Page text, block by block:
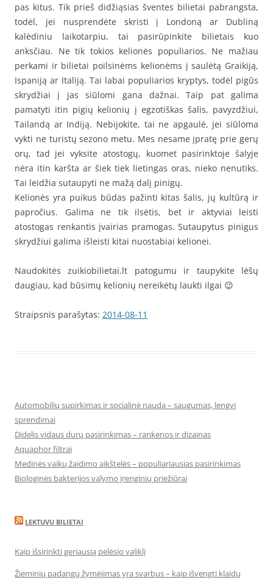
pas kitus. Tik prieš didžiąsias šventes bilietai pabrangsta,
todėl, jei nusprendėte skristi į Londoną ar Dubliną
kalėdiniu laikotarpiu, tai pasirūpinkite bilietais kuo
anksčiau. Ne tik tokios kelionės populiarios. Ne mažiau
perkami ir bilietai poilsinėms kelionėms į saulėtą Graikiją,
Ispaniją ar Italiją. Tai labai populiarios kryptys, todėl pigūs
skrydžiai į jas siūlomi gana dažnai. Taip pat galima
pamatyti itin pigių kelionių į egzotiškas šalis, pavyzdžiui,
Tailandą ar Indiją. Nebijokite, tai ne apgaulė, jei siūloma
vykti ne turistų sezono metu. Mes nesame įpratę prie gerų
orų, tad jei vyksite atostogų, kuomet pasirinktoje šalyje
nėra itin karšta ar šiek tiek lietingas oras, nieko nenutiks.
Tai leidžia sutaupyti ne mažą dalį pinigų.
Kelionės yra puikus būdas pažinti kitas šalis, jų kultūrą ir
papročius. Galima ne tik ilsėtis, bet ir aktyviai leisti
atostogas renkantis įvairias pramogas. Sutaupytus pinigus
skrydžiui galima išleisti kitai nuostabiai kelionei.
Naudokitės zuikiobilietai.lt patogumu ir taupykite lėšų
daugiau, kad būsimų kelionių nereikėtų laukti ilgai 😉
Straipsnis parašytas: 2014-08-11
Automobilių supirkimas ir socialinė nauda – saugumas, lengvi
sprendimai
Didelis vidaus durų pasirinkimas – rankenos ir dizainas
Aquaphor filtrai
Medinės vaikų žaidimo aikštelės – populiariausias pasirinkimas
Biologinės bakterijos valymo įrenginių priežiūrai
LEKTUVU BILIETAI
Kaip išsirinkti geriausią pelėsio valiklį
Žieminių padangų žymėjimas yra svarbus – kaip išvengti klaidų